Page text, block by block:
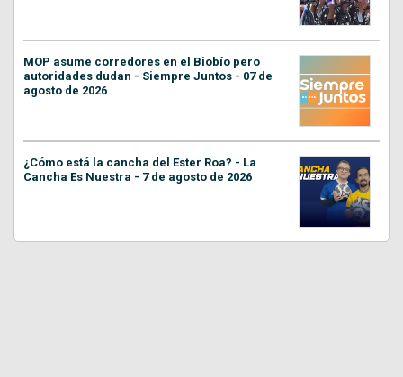
MOP asume corredores en el Biobío pero
autoridades dudan - Siempre Juntos - 07 de
agosto de 2026
¿Cómo está la cancha del Ester Roa? - La
Cancha Es Nuestra - 7 de agosto de 2026